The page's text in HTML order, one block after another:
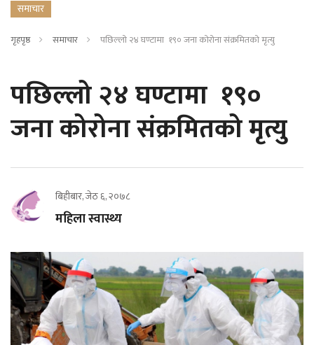
समाचार
गृहपृष्ठ समाचार पछिल्लो २४ घण्टामा १९० जना कोरोना संक्रमितको मृत्यु
पछिल्लो २४ घण्टामा १९०
जना कोरोना संक्रमितको मृत्यु
बिहीबार, जेठ ६, २०७८
महिला स्वास्थ्य